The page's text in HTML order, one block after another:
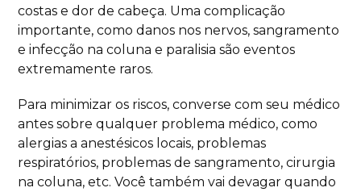
costas e dor de cabeça. Uma complicação
importante, como danos nos nervos, sangramento
e infecção na coluna e paralisia são eventos
extremamente raros.
Para minimizar os riscos, converse com seu médico
antes sobre qualquer problema médico, como
alergias a anestésicos locais, problemas
respiratórios, problemas de sangramento, cirurgia
na coluna, etc. Você também vai devagar quando